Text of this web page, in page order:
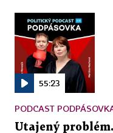
55:23
PODCAST
Utajený